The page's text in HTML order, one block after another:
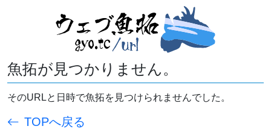
魚拓が見つかりません。
そのURLと日時で魚拓を見つけられませんでした。
TOPへ戻る